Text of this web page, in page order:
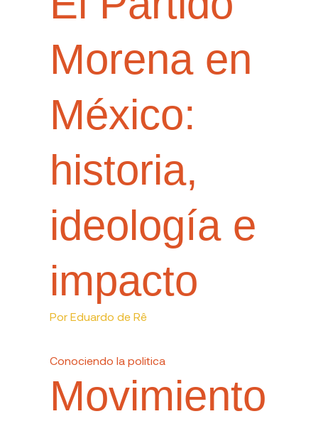
Morena en
México:
historia,
ideología e
impacto
Por Eduardo de Rê
Conociendo la politica
Movimiento